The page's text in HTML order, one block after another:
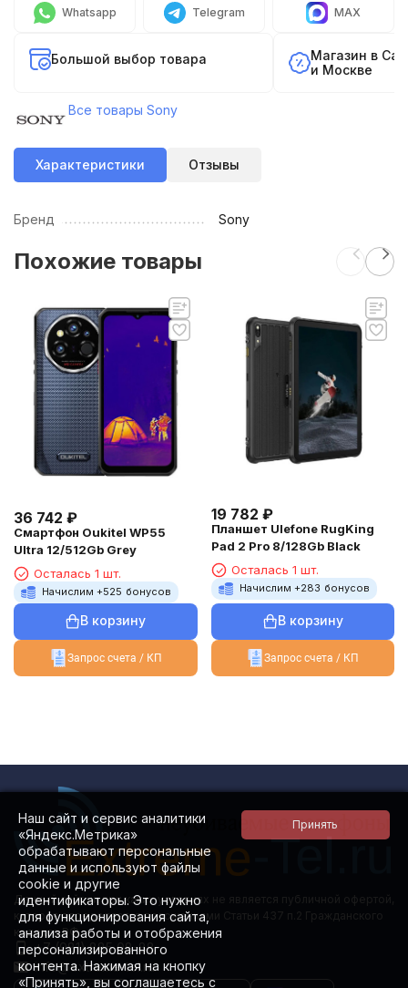
Whatsapp Telegram MAX
Большой выбор товара
Магазин в
и Москве
Все товары Sony
Характеристики Отзывы
Бренд Sony
Похожие товары
36 742 ₽
Смартфон Oukitel WP55
Ultra 12/512Gb Grey
Осталась 1 шт.
Начислим +525 бонусов
В корзину
Запрос счета / КП
19 782 ₽
Планшет Ulefone RugKing
Pad 2 Pro 8/128Gb Black
Осталась 1 шт.
Начислим +283 бонусов
В корзину
Запрос счета / КП
Данный сайт ни при каких условиях не является публичной офертой,
которая определяется положениями Статьи 437 п.2 Гражданского
кодекса РФ.
+7 (981) 885 08-88
info@extreme-tel.ru
Наш сайт и сервис аналитики
«Яндекс.Метрика»
обрабатывают персональные
данные и используют файлы
cookie и другие
идентификаторы. Это нужно
для функционирования сайта,
анализа работы и отображения
персонализированного
контента. Нажимая на кнопку
«Принять», вы соглашаетесь с